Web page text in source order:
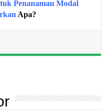
Penanaman Modal
Apa?